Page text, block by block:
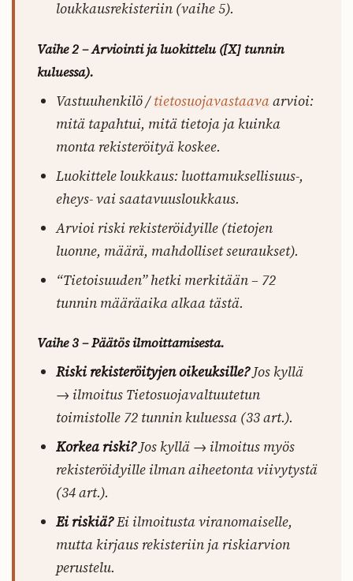
loukkausrekisteriin (vaihe 5).
Vaihe 2 – Arviointi ja luokittelu ([X] tunnin
kuluessa).
Vastuuhenkilö /tietosuojavastaavaarvioi:
mitä tapahtui, mitä tietoja ja kuinka
monta rekisteröityä koskee.
Luokittele loukkaus: luottamuksellisuus-,
eheys- vai saatavuusloukkaus.
Arvioi riski rekisteröidyille (tietojen
luonne, määrä, mahdolliset seuraukset).
“Tietoisuuden” hetki merkitään – 72
tunnin määräaika alkaa tästä.
Vaihe 3 – Päätös ilmoittamisesta.
Riski rekisteröityjen oikeuksille?Jos kyllä
→ ilmoitus Tietosuojavaltuutetun
toimistolle 72 tunnin kuluessa (33 art.).
Korkea riski?Jos kyllä → ilmoitus myös
rekisteröidyille ilman aiheetonta viivytystä
(34 art.).
Ei riskiä?Ei ilmoitusta viranomaiselle,
mutta kirjaus rekisteriin ja riskiarvion
perustelu.